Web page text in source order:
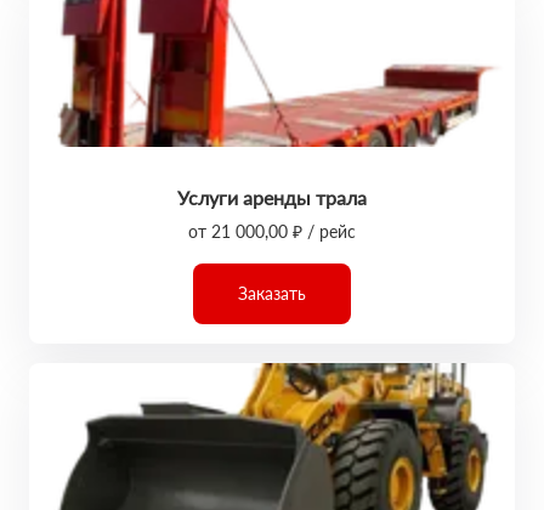
Услуги аренды трала
от 21 000,00 ₽ / рейс
Заказать